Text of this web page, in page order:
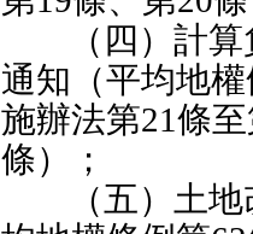
（四）計
通知（平均地
施辦法第21條
條）；
（五）土